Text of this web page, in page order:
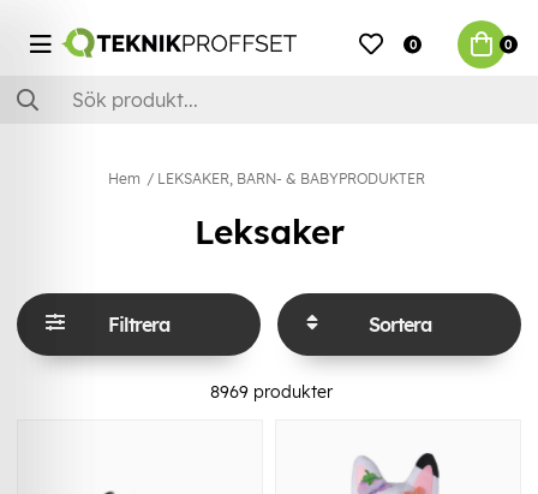
0 0
Hem LEKSAKER, BARN- & BABYPRODUKTER
Leksaker
Filtrera Sortera
8969 produkter